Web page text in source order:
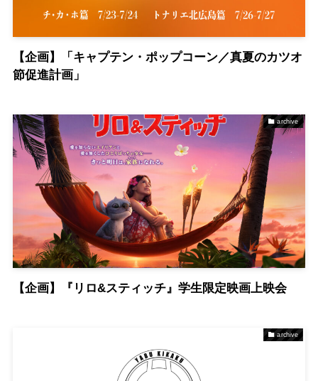
【企画】「キャプテン・ポップコーン／真夏のカツオ
節促進計画」
archive
【企画】『リロ&スティッチ』学生限定映画上映会
archive